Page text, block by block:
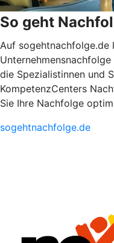
So geht
Auf sogehtnachfolge.de
die Spezialistinnen und
KompetenzCenters
Sie Ihre Nachfolge
sogehtnachfolge.de